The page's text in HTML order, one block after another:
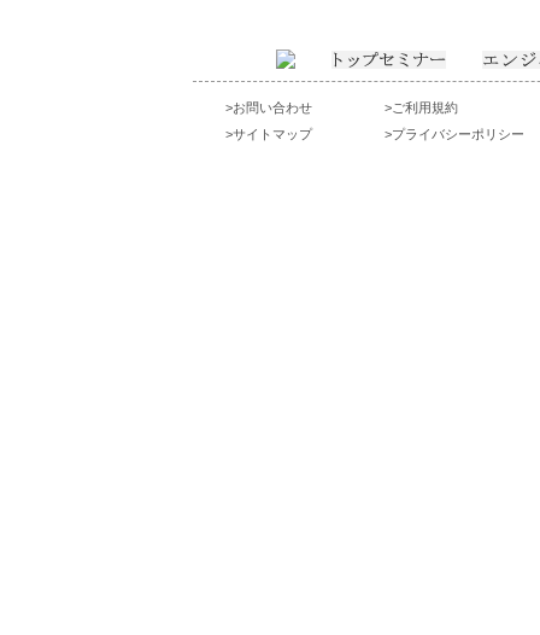
>お問い合わせ
>サイトマップ
>ご利用規約
>プライバシーポリシー